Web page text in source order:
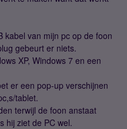
kabel van mijn pc op de foon
gebeurt er niets.
XP, Windows 7 en een
er een pop-up verschijnen
tablet.
terwijl de foon anstaat
hij ziet de PC wel.